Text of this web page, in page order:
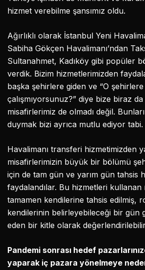
hizmet verebilme şansımız oldu.
Ağırlıklı olarak İstanbul Yeni
Sabiha Gökçen Havalimanı’ndan
Sultanahmet, Kadıköy gibi popüler
verdik. Bizim hizmetlerimizden
başka şehirlere giden ve “O
çalışmıyorsunuz?” diye bize biraz
misafirlerimiz de olmadı değil.
duymak bizi ayrıca mutlu ediyor tabi.
Havalimanı transferi hizmetimizden
misafirlerimizin büyük bir bölümü
için de tam gün ve yarım gün tahsis
faydalandılar. Bu hizmetleri kullanan
tamamen kendilerine tahsis edilmiş,
kendilerinin belirleyebileceği bir gün
eden bir kitle olarak
Pandemi sonrası hedef
yaparak iç pazara yönelmeye